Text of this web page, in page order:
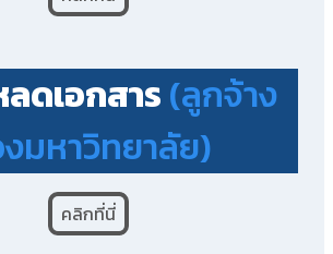
ดเอกสาร(ลูกจ้าง
มหาวิทยาลัย)
คลิกที่นี่